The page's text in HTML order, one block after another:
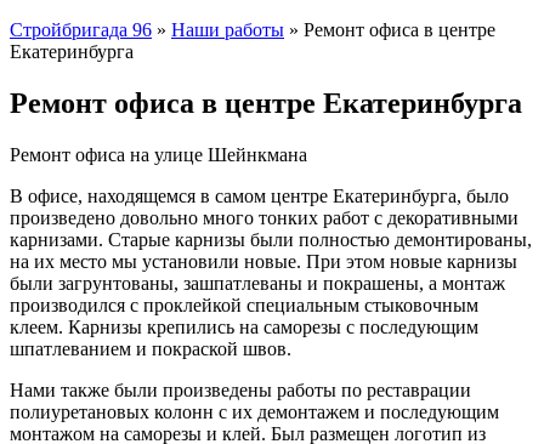
Стройбригада 96 » Наши работы » Ремонт офиса в центре
Екатеринбурга
Ремонт офиса в центре Екатеринбурга
Ремонт офиса на улице Шейнкмана
В офисе, находящемся в самом центре Екатеринбурга, было
произведено довольно много тонких работ с декоративными
карнизами. Старые карнизы были полностью демонтированы,
на их место мы установили новые. При этом новые карнизы
были загрунтованы, зашпатлеваны и покрашены, а монтаж
производился с проклейкой специальным стыковочным
клеем. Карнизы крепились на саморезы с последующим
шпатлеванием и покраской швов.
Нами также были произведены работы по реставрации
полиуретановых колонн с их демонтажем и последующим
монтажом на саморезы и клей. Был размещен логотип из